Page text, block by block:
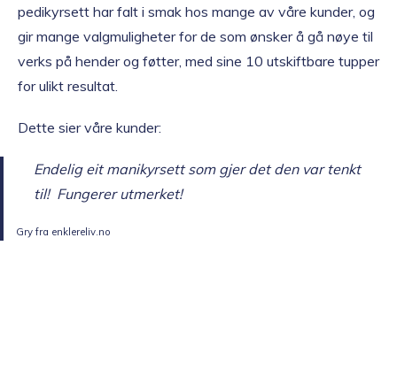
pedikyrsett har falt i smak hos mange av våre kunder, og
gir mange valgmuligheter for de som ønsker å gå nøye til
verks på hender og føtter, med sine 10 utskiftbare tupper
for ulikt resultat.
Dette sier våre kunder:
Endelig eit manikyrsett som gjer det den var tenkt
til! Fungerer utmerket!
Gry fra enklereliv.no